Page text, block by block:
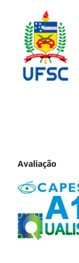
Avaliação